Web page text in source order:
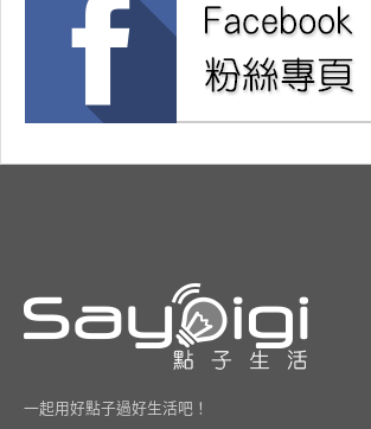
一起用好點子過好生活吧！